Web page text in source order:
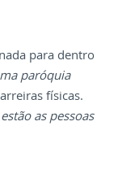
para dentro
paróquia
físicas.
as pessoas